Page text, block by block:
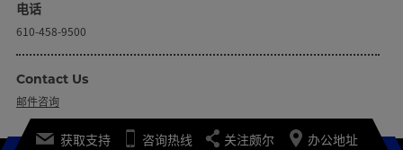
电话
610-458-9500
Contact Us
邮件咨询
获取支持 咨询热线 关注颇尔 办公地址